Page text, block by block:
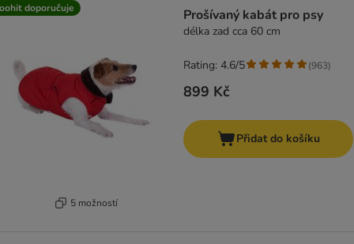
doporučuje
5 možností
Prošívaný kabát pro psy
délka zad cca 60 cm
899 Kč
Rating: 4.6/5 (963)
Přidat do košíku